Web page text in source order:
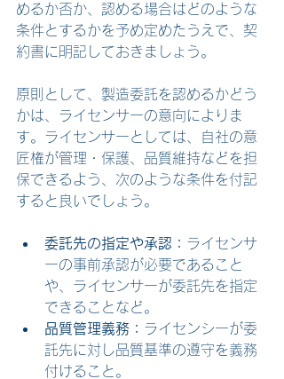
めるか否か、認める場合はどのような
条件とするかを予め定めたうえで、契
約書に明記しておきましょう。
原則として、製造委託を認めるかどう
かは、ライセンサーの意向によりま
す。ライセンサーとしては、自社の意
匠権が管理・保護、品質維持などを担
保できるよう、次のような条件を付記
すると良いでしょう。
委託先の指定や承認： ライセンサ
ーの事前承認が必要であること
や、ライセンサーが委託先を指定
できることなど。
品質管理義務： ライセンシーが委
託先に対し品質基準の遵守を義務
付けること。